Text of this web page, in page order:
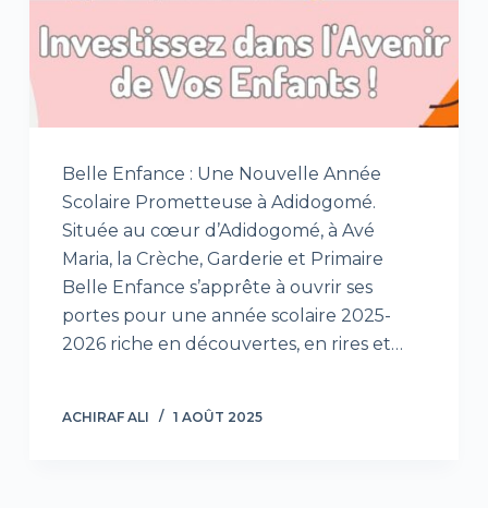
Belle Enfance : Une Nouvelle Année
Scolaire Prometteuse à Adidogomé.
Située au cœur d’Adidogomé, à Avé
Maria, la Crèche, Garderie et Primaire
Belle Enfance s’apprête à ouvrir ses
portes pour une année scolaire 2025-
2026 riche en découvertes, en rires et…
ACHIRAF ALI 1 AOÛT 2025